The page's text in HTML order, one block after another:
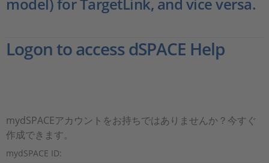
Logon to access dSPACE Help
mydSPACEアカウントをお持ちではありませんか？今すぐ
作成できます。
mydSPACE ID: